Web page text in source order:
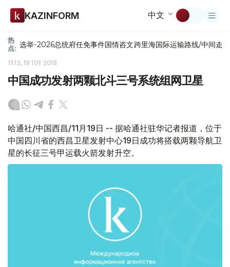
KAZINFORM 中文
热
点: 选举-2026总统府任免事件国情咨文跨里海国际运输路线/中间走廊
11:13, 19 11月 2018
中国成功发射两颗北斗三号系统组网卫星
哈通社/中国西昌/11月19日 -- 据哈通社驻华记者报道，位于
中国四川省的西昌卫星发射中心19日成功将搭载两颗导航卫
星的长征三号甲运载火箭发射升空。